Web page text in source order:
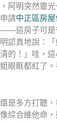
阿明突然靈
請中正區房
這房子可是
認真地說：
的！」哇，
眼眶都紅了
是多方打聽
綜合維他命